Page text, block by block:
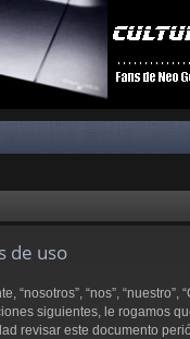
de uso
“nosotros”, “nos”,
siguientes, le rogamos
revisar este documento